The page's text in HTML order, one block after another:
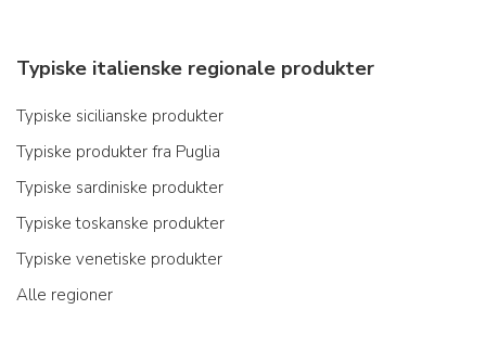
Typiske italienske regionale produkter
Typiske sicilianske produkter
Typiske produkter fra Puglia
Typiske sardiniske produkter
Typiske toskanske produkter
Typiske venetiske produkter
Alle regioner